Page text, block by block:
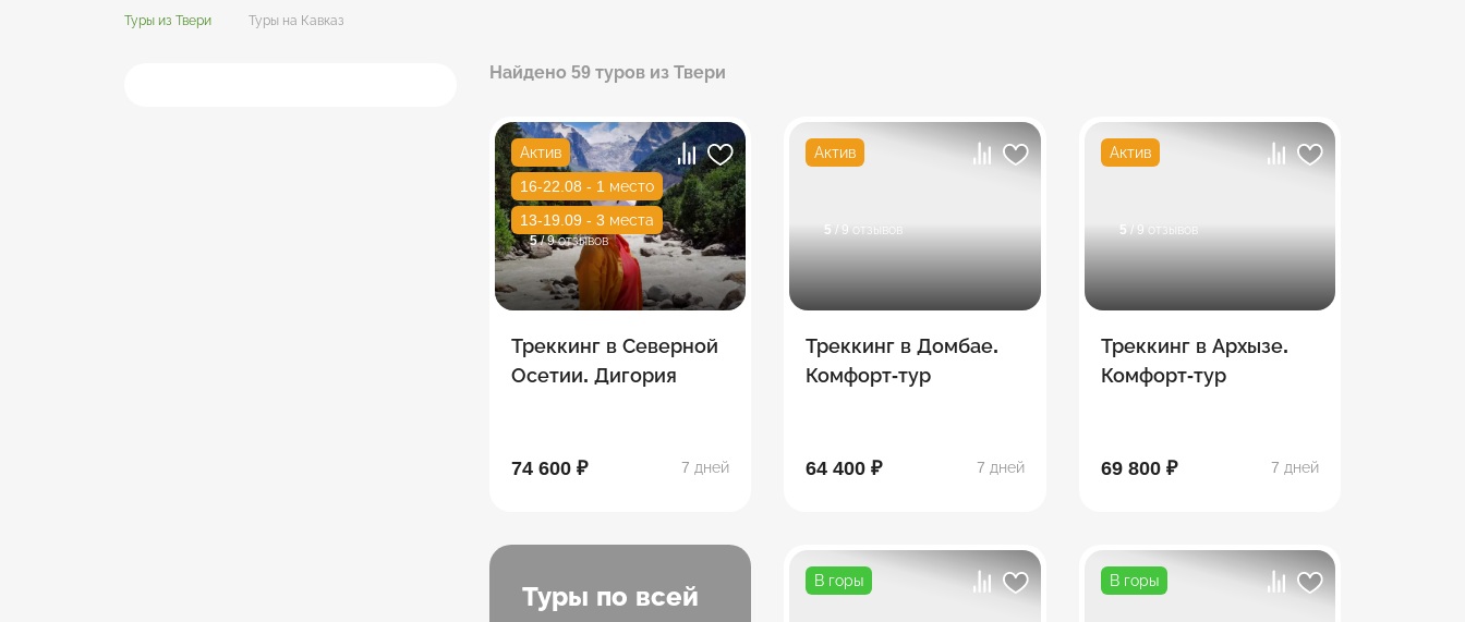
Туры из Твери Туры на Кавказ
Найдено 59 туров из Твери
Актив
16-22.08 - 1 место
13-19.09 - 3 места
5/ 9 отзывов
Треккинг в Северной
Осетии. Дигория
74 600 ₽ 7 дней
Актив
5 / 9 отзывов
Треккинг в Домбае.
Комфорт-тур
64 400 ₽ 7 дней
Актив
5 / 9 отзывов
Треккинг в Архызе.
Комфорт-тур
69 800 ₽ 7 дней
Туры по всей
В горы В горы